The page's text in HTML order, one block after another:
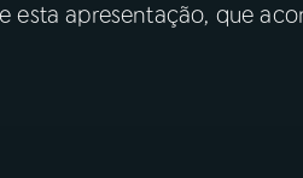
esta apresentação, que